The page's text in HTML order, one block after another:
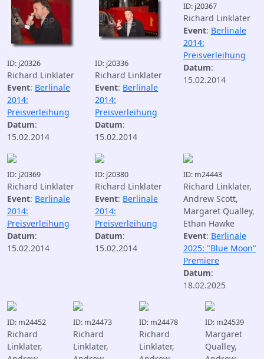
ID: j20326
Richard Linklater
Event: Berlinale
2014:
Preisverleihung
Datum:
15.02.2014
ID: j20336
Richard Linklater
Event: Berlinale
2014:
Preisverleihung
Datum:
15.02.2014
ID: j20367
Richard Linklater
Event: Berlinale
2014:
Preisverleihung
Datum:
15.02.2014
ID: j20369
Richard Linklater
Event: Berlinale
2014:
Preisverleihung
Datum:
15.02.2014
ID: j20380
Richard Linklater
Event: Berlinale
2014:
Preisverleihung
Datum:
15.02.2014
ID: m24443
Richard Linklater,
Andrew Scott,
Margaret Qualley,
Ethan Hawke
Event: Berlinale
2025: "Blue Moon"
Premiere
Datum:
18.02.2025
ID: m24452
Richard
Linklater,
ID: m24473
Richard
Linklater,
ID: m24478
Richard
Linklater,
ID: m24539
Margaret
Qualley,